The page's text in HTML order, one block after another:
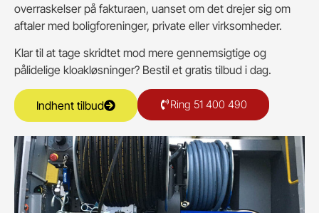
overraskelser på fakturaen, uanset om det drejer sig om
aftaler med boligforeninger, private eller virksomheder.
Klar til at tage skridtet mod mere gennemsigtige og
pålidelige kloakløsninger? Bestil et gratis tilbud i dag.
Indhent tilbud Ring 51 400 490